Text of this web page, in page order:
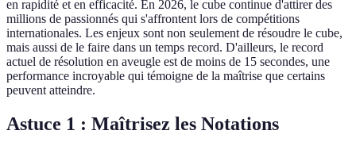
en rapidité et en efficacité. En 2026, le cube continue d'attirer des
millions de passionnés qui s'affrontent lors de compétitions
internationales. Les enjeux sont non seulement de résoudre le cube,
mais aussi de le faire dans un temps record. D'ailleurs, le record
actuel de résolution en aveugle est de moins de 15 secondes, une
performance incroyable qui témoigne de la maîtrise que certains
peuvent atteindre.
Astuce 1 : Maîtrisez les Notations